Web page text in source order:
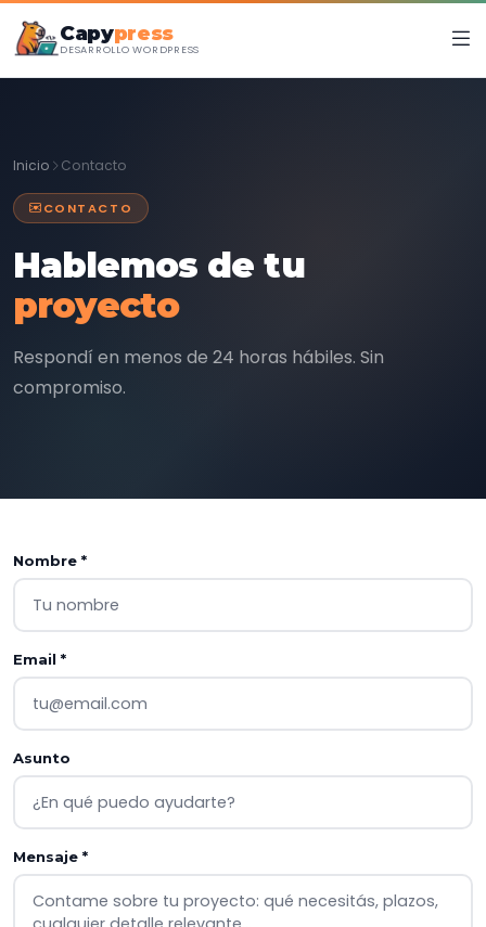
Capypress
DESARROLLO WORDPRESS
Inicio Contacto
CONTACTO
Hablemos de tu
proyecto
Respondí en menos de 24 horas hábiles. Sin
compromiso.
Nombre *
Email *
Asunto
Mensaje *